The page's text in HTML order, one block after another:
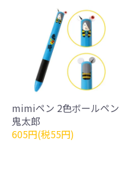
mimiペン 2色ボールペン
鬼太郎
605円(税55円)